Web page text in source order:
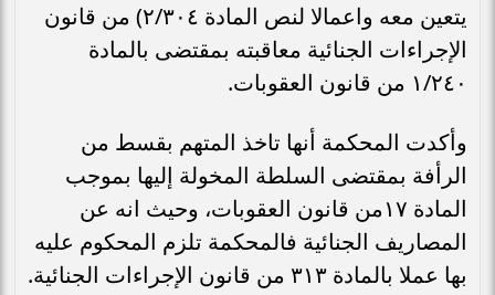
يتعين معه واعمالا لنص المادة ۲/۳۰٤) من قانون
الإجراءات الجنائية معاقبته بمقتضى بالمادة
١/٢٤٠ من قانون العقوبات.
وأكدت المحكمة أنها تاخذ المتهم بقسط من
الرأفة بمقتضى السلطة المخولة إليها بموجب
المادة ١٧من قانون العقوبات، وحيث انه عن
المصاريف الجنائية فالمحكمة تلزم المحكوم عليه
بها عملا بالمادة ٣١٣ من قانون الإجراءات الجنائية.